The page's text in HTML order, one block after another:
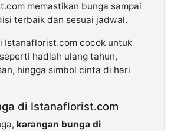
memastikan bunga sampai
terbaik dan sesuai jadwal.
Istanaflorist.com cocok untuk
hadiah ulang tahun,
hingga simbol cinta di hari
di Istanaflorist.com
karangan bunga di